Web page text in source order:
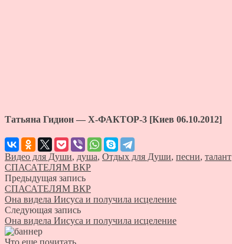
Татьяна Гидион — X-ФАКТОР-3 [Киев 06.10.2012]
Видео для Души, душа, Отдых для Души, песни, талант
СПАСАТЕЛЯМ ВКР
Предыдущая запись
СПАСАТЕЛЯМ ВКР
Она видела Иисуса и получила исцеление
Следующая запись
Она видела Иисуса и получила исцеление